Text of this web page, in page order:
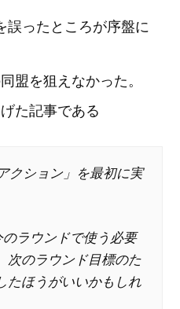
誤ったところが序盤に
盟を狙えなかった。
た記事である
クション」を最初に実
ラウンドで使う必要
のラウンド目標のた
たほうがいいかもしれ